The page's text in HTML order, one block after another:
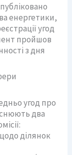
енергетики,
угод
пройшов
з дня
угод про
два
ділянок